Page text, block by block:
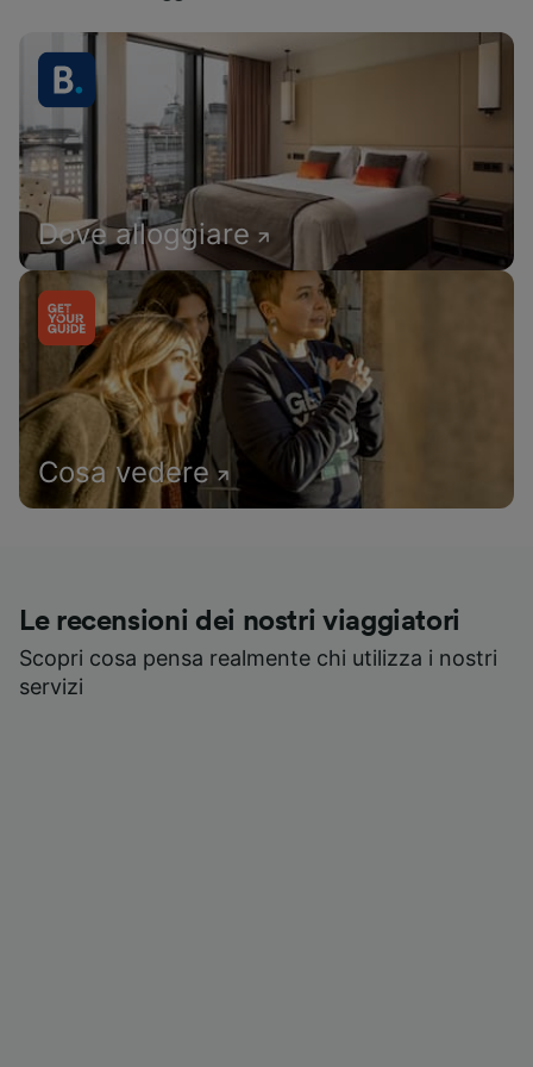
Dove alloggiare
Cosa vedere
Le recensioni dei nostri viaggiatori
Scopri cosa pensa realmente chi utilizza i nostri
servizi